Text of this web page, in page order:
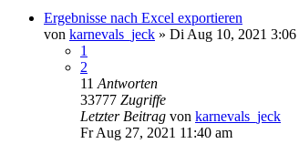
Ergebnisse nach Excel exportieren
von karnevals_jeck » Di Aug 10, 2021 3:06
1
2
11 Antworten
33777 Zugriffe
Letzter Beitrag von karnevals_jeck
Fr Aug 27, 2021 11:40 am